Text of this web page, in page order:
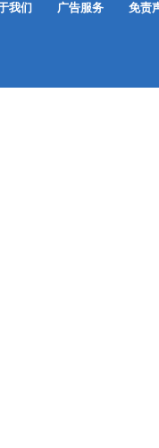
我们 广告服务 免责